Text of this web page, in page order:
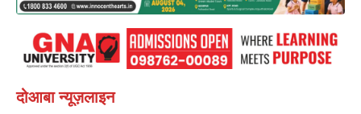
दोआबा न्यूज़लाइन